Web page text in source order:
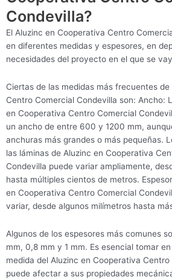
Condevilla?
El Aluzinc en Cooperativa Centro
en diferentes medidas y espesores, en
necesidades del proyecto en el que se
Ciertas de las medidas más frecuentes
Centro Comercial Condevilla son: Ancho:
en Cooperativa Centro Comercial
un ancho de entre 600 y 1200 mm,
anchuras más grandes o más pequeñas.
las láminas de Aluzinc en Cooperativa
Condevilla puede variar ampliamente,
hasta múltiples cientos de metros.
en Cooperativa Centro Comercial
variar, desde algunos milímetros hasta
Algunos de los espesores más comunes
mm, 0,8 mm y 1 mm. Es esencial tomar
medida del Aluzinc en Cooperativa
puede afectar a sus propiedades